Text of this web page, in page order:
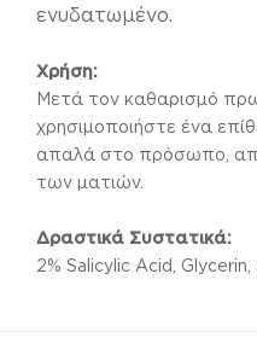
ενυδατωμένο.
Χρήση:
Μετά τον καθαρισμό
χρησιμοποιήστε ένα
απαλά στο πρόσωπο,
των ματιών.
Δραστικά Συστατικά:
2% Salicylic Acid, Glycerin,